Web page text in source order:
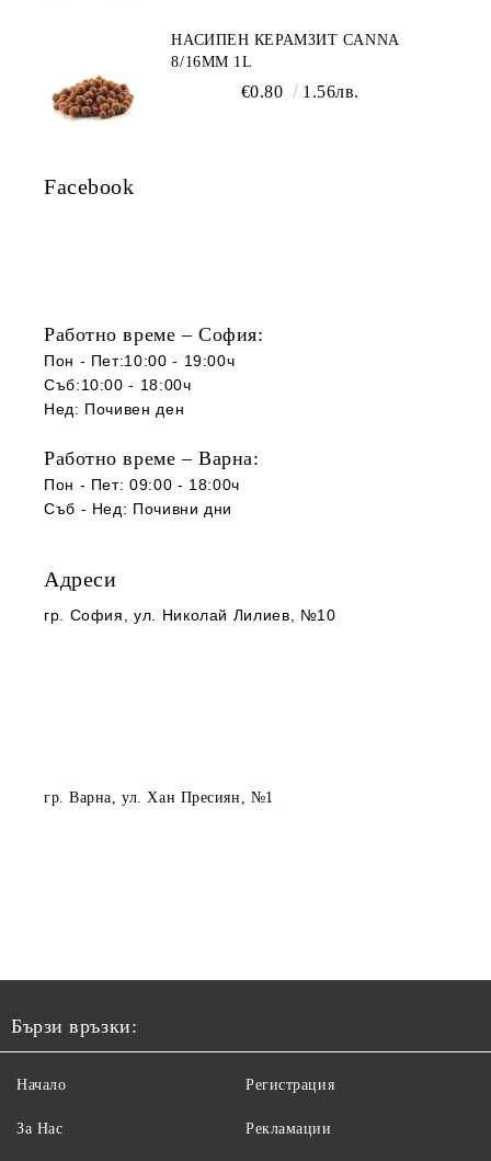
НАСИПЕН КЕРАМЗИТ CANNA
8/16ММ 1L
€0.80 1.56лв.
Facebook
Работно време – София:
Пон - Пет:10:00 - 19:00ч
Съб:10:00 - 18:00ч
Нед: Почивен ден
Работно време – Варна:
Пон - Пет: 09:00 - 18:00ч
Съб - Нед: Почивни дни
Адреси
гр. София , ул. Николай Лилиев, №10
гр. Варна, ул. Хан Пресиян, №1
Бързи връзки:
Начало
За Нас
Регистрация
Рекламации